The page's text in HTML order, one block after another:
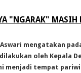
"NGARAK" MASIH
mengatakan
oleh Kepala
menjadi tempat